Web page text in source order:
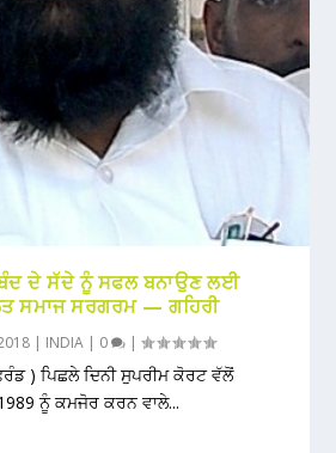
ਦੇ ਸੱਦੇ ਨੂੰ ਸਫਲ ਬਨਾਉਣ ਲਈ
ਸਮਾਜ ਸਰਗਰਮ — ਗਹਿਰੀ
| INDIA | 0 |
) ਪਿਛਲੇ ਦਿਨੀ ਸੁਪਰੀਮ ਕੋਰਟ ਵੱਲੋਂ
ਨੂੰ ਕਮਜੋਰ ਕਰਨ ਵਾਲੇ...